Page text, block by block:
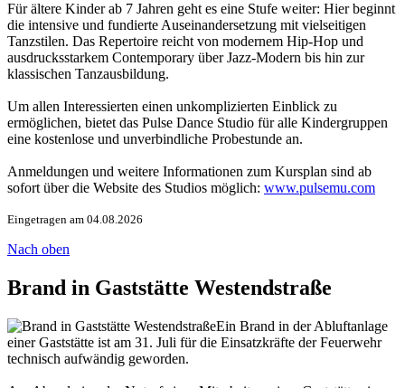
Für ältere Kinder ab 7 Jahren geht es eine Stufe weiter: Hier beginnt
die intensive und fundierte Auseinandersetzung mit vielseitigen
Tanzstilen. Das Repertoire reicht von modernem Hip-Hop und
ausdrucksstarkem Contemporary über Jazz-Modern bis hin zur
klassischen Tanzausbildung.
Um allen Interessierten einen unkomplizierten Einblick zu
ermöglichen, bietet das Pulse Dance Studio für alle Kindergruppen
eine kostenlose und unverbindliche Probestunde an.
Anmeldungen und weitere Informationen zum Kursplan sind ab
sofort über die Website des Studios möglich: www.pulsemu.com
Eingetragen am 04.08.2026
Nach oben
Brand in Gaststätte Westendstraße
Ein Brand in der Abluftanlage
einer Gaststätte ist am 31. Juli für die Einsatzkräfte der Feuerwehr
technisch aufwändig geworden.